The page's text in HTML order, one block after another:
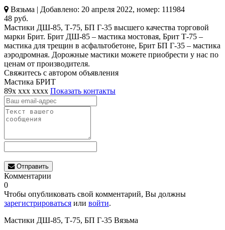
Вязьма | Добавлено: 20 апреля 2022, номер: 111984
48 руб.
Мастики ДШ-85, Т-75, БП Г-35 высшего качества торговой
марки Брит. Брит ДШ-85 – мастика мостовая, Брит Т-75 –
мастика для трещин в асфальтобетоне, Брит БП Г-35 – мастика
аэродромная. Дорожные мастики можете приобрести у нас по
ценам от производителя.
Свяжитесь с автором объявления
Мастика БРИТ
89x xxx xxxx Показать контакты
Отправить
Комментарии
0
Чтобы опубликовать свой комментарий, Вы должны
зарегистрироваться или войти.
Мастики ДШ-85, Т-75, БП Г-35 Вязьма